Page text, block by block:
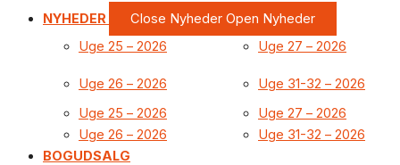
NYHEDER
Close Nyheder Open Nyheder
Uge 25 – 2026
Uge 26 – 2026
Uge 27 – 2026
Uge 31-32 – 2026
Uge 25 – 2026
Uge 26 – 2026
Uge 27 – 2026
Uge 31-32 – 2026
BOGUDSALG